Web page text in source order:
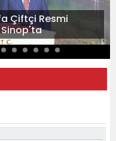
Çiftçi Resmi